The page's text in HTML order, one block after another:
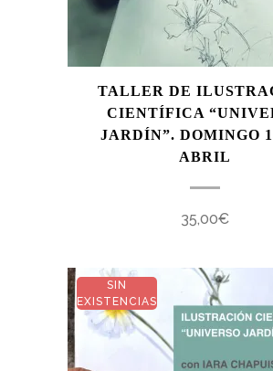
TALLER DE
CIENTÍFICA
JARDÍN”. DOMINGO
ABRIL
35,00€
SIN
EXISTENCIAS